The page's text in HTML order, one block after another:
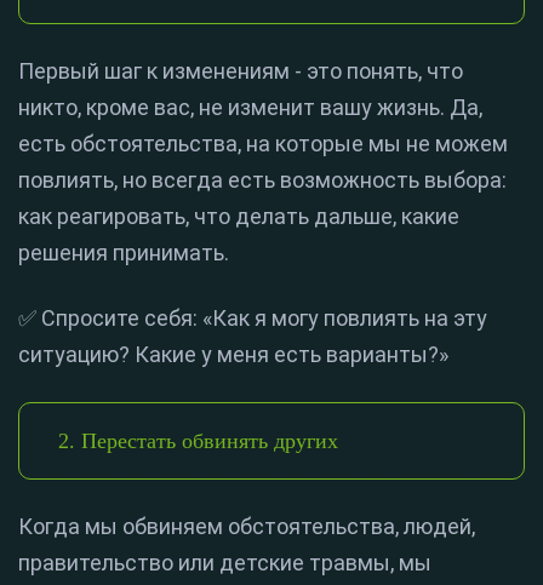
Первый шаг к изменениям - это понять, что
никто, кроме вас, не изменит вашу жизнь. Да,
есть обстоятельства, на которые мы не можем
повлиять, но всегда есть возможность выбора:
как реагировать, что делать дальше, какие
решения принимать.
✅ Спросите себя: «Как я могу повлиять на эту
ситуацию? Какие у меня есть варианты?»
2. Перестать обвинять других
Когда мы обвиняем обстоятельства, людей,
правительство или детские травмы, мы